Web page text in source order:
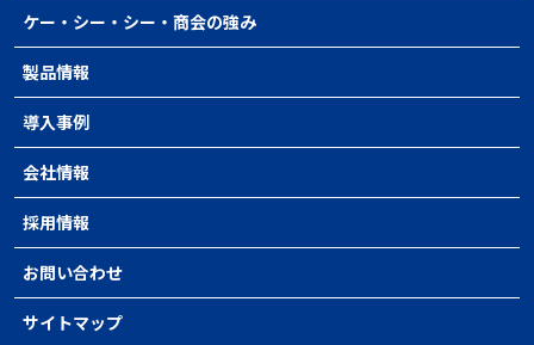
ケー・シー・シー・商会の強み
製品情報
導入事例
会社情報
採用情報
お問い合わせ
サイトマップ